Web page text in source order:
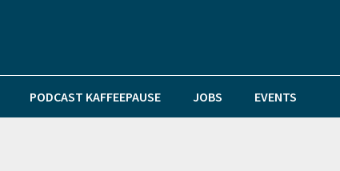
PODCAST KAFFEEPAUSE JOBS EVENTS